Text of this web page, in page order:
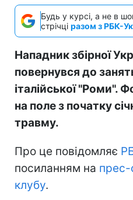
Будь у курсі, а не в
стрічці разом з РБК-
Нападник збірної
повернувся до
італійської "Роми".
на поле з початку
травму.
Про це повідомляє
посиланням на
клубу.